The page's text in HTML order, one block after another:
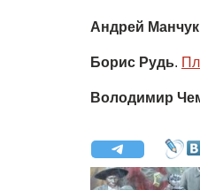
Андрей Манчук
Борис Рудь.
Володимир